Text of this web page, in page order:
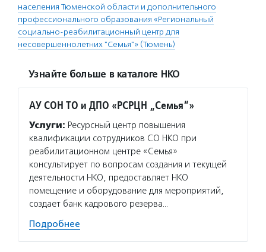
населения Тюменской области и дополнительного
профессионального образования «Региональный
социально-реабилитационный центр для
несовершеннолетних "Семья"» (Тюмень)
Узнайте больше в каталоге НКО
АУ СОН ТО и ДПО «РСРЦН „Семья“»
Услуги: Ресурсный центр повышения
квалификации сотрудников СО НКО при
реабилитационном центре «Семья»
консультирует по вопросам создания и текущей
деятельности НКО, предоставляет НКО
помещение и оборудование для мероприятий,
создает банк кадрового резерва…
Подробнее